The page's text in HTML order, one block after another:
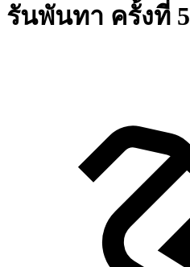
รันพันทา ครั้งที่ 5